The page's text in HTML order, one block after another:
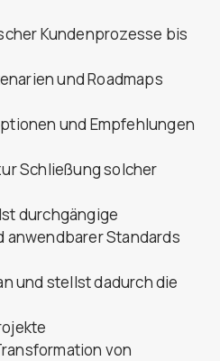
Kundenprozesse bis
und Roadmaps
und Empfehlungen
Schließung solcher
durchgängige
Standards
und stellst dadurch die
von